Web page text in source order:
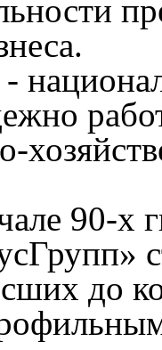
90-х
до